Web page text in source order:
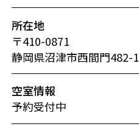
所在地
〒410-0871
静岡県沼津市西間門482-1
空室情報
予約受付中